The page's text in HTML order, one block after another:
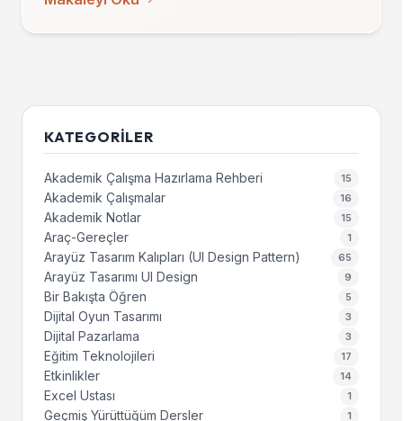
KATEGORILER
Akademik Çalışma Hazırlama Rehberi 15
Akademik Çalışmalar 16
Akademik Notlar 15
Araç-Gereçler 1
Arayüz Tasarım Kalıpları (UI Design Pattern) 65
Arayüz Tasarımı UI Design 9
Bir Bakışta Öğren 5
Dijital Oyun Tasarımı 3
Dijital Pazarlama 3
Eğitim Teknolojileri 17
Etkinlikler 14
Excel Ustası 1
Geçmiş Yürüttüğüm Dersler 1